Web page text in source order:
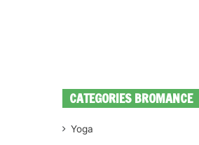
CATEGORIES BROMANCE
Yoga